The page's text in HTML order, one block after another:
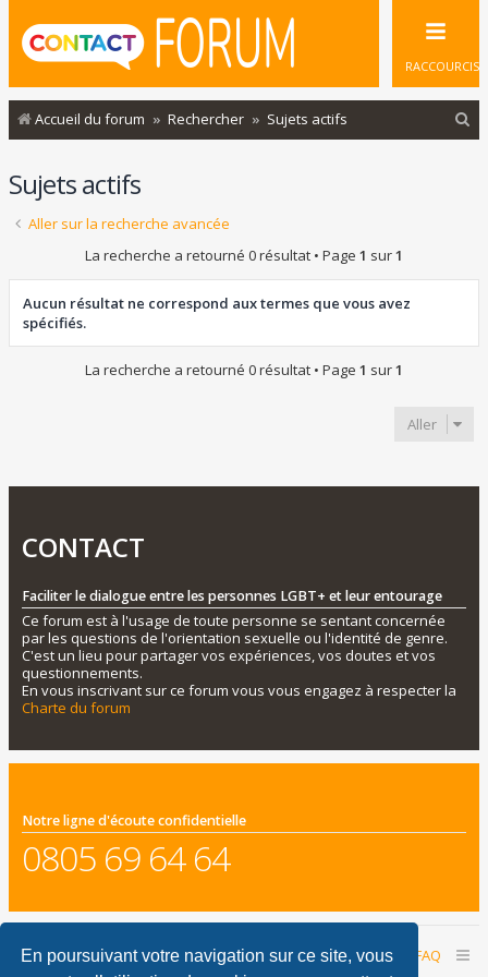
En poursuivant votre navigation sur ce site, vous
RACCOURCIS
Accueil du forum Rechercher Sujets actifs
Sujets actifs
Aller sur la recherche avancée
La recherche a retourné 0 résultat • Page 1 sur1
Aucun résultat ne correspond aux termes que vous avez
spécifiés.
La recherche a retourné 0 résultat • Page 1 sur1
Aller
CONTACT
Faciliter le dialogue entre les personnes LGBT+ et leur entourage
Ce forum est à l'usage de toute personne se sentant concernée
par les questions de l'orientation sexuelle ou l'identité de genre.
C'est un lieu pour partager vos expériences, vos doutes et vos
questionnements.
En vous inscrivant sur ce forum vous vous engagez à respecter la
Charte du forum
Notre ligne d'écoute confidentielle
0805 69 64 64
Accueil du forum FAQ
Nous contacter